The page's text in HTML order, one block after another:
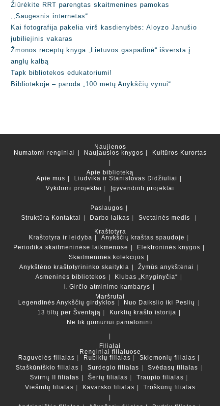
Žiūrėkite RRT parengtas skaitmenines pamokas
,,Saugesnis internetas“
Kai fotografija pakelia virš kasdienybės: Aloyzo Janušio
jubiliejinis vakaras
Žmonos receptų knyga „Lietuvos gaspadinė“ išversta į
anglų kalbą
Tapk bibliotekos edukatoriumi!
Bibliotekoje – paroda „100 metų Anykščių vynui“
Naujienos
Numatomi renginiai
Naujausios knygos Kultūros Kurortas
Apie biblioteką
Apie mus
Liudvika ir Stanislovas Didžiuliai
Vykdomi projektai
Įgyvendinti projektai
Paslaugos
Struktūra Kontaktai Darbo laikas
Svetainės medis
Kraštotyra
Kraštotyra ir leidyba
Anykščių kraštas spaudoje
Periodika skaitmeninėse laikmenose
Elektroninės knygos
Skaitmeninės kolekcijos
Anykštėno kraštotyrininko skaitykla
Žymūs anykštėnai
Asmeninės bibliotekos
Klubas „Knyginyčia“
I. Girčio atminimo kambarys
Maršrutai
Legendinės Anykščių girdyklos
Nuo Daikslio iki Peslių
13 tiltų per Šventąją
Kurklių krašto istorija
Ne tik gomuriui pamaloninti
Filialai
Renginiai filialuose
Raguvėlės filialas
Rubikių filialas
Skiemonių filialas
Staškūniškio filialas
Surdegio filialas
Svėdasų filialas
Svirnų II filialas
Šerių filialas
Traupio filialas
Viešintų filialas
Kavarsko filialas Troškūnų filialas